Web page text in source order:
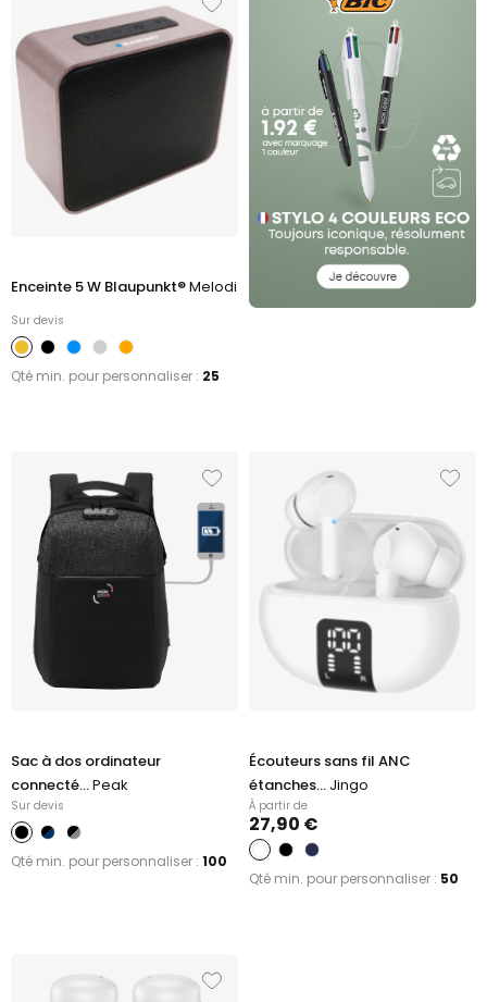
Enceinte 5 W Blaupunkt®Melodi
Sur devis
Qté min. pour personnaliser : 25
Sac à dos ordinateur
connecté...Peak
Sur devis
Qté min. pour personnaliser : 100
Écouteurs sans fil ANC
étanches... Jingo
À partir de
27,90 €
Qté min. pour personnaliser : 50